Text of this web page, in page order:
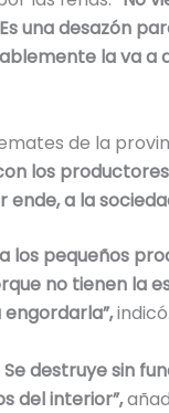
Es una desazón
la va a
de la
los
a la
los pequeños
no tienen la
indicó.
Se destruye sin
del interior”,